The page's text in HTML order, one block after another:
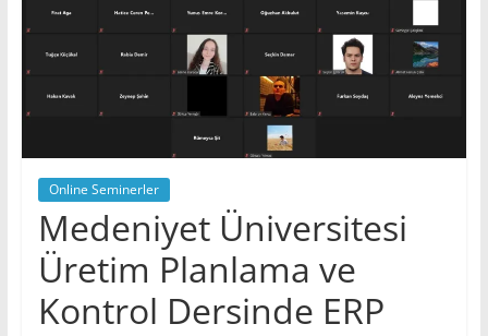
paylaştıkça
güzeldir!
|
Kaynak
Planlama
Online Seminerler
Medeniyet Üniversitesi
Üretim Planlama ve
Kontrol Dersinde ERP